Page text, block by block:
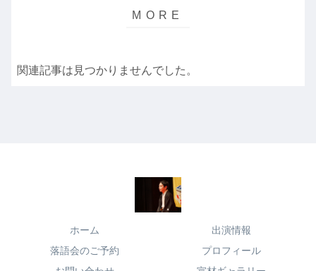
関連記事は見つかりませんでした。
ホーム
出演情報
落語会のご予約
プロフィール